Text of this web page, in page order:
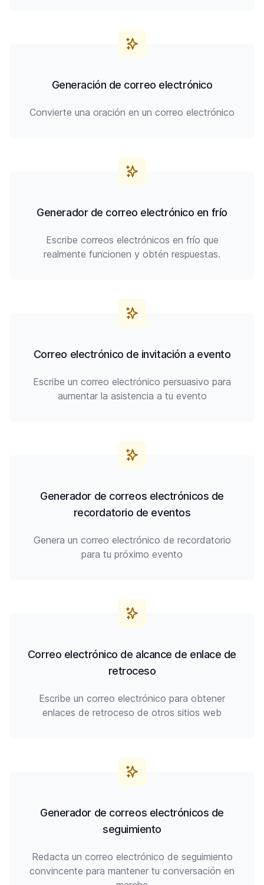
Generación de correo electrónico
Convierte una oración en un correo electrónico
Generador de correo electrónico en frío
Escribe correos electrónicos en frío que
realmente funcionen y obtén respuestas.
Correo electrónico de invitación a evento
Escribe un correo electrónico persuasivo para
aumentar la asistencia a tu evento
Generador de correos electrónicos de
recordatorio de eventos
Genera un correo electrónico de recordatorio
para tu próximo evento
Correo electrónico de alcance de enlace de
retroceso
Escribe un correo electrónico para obtener
enlaces de retroceso de otros sitios web
Generador de correos electrónicos de
seguimiento
Redacta un correo electrónico de seguimiento
convincente para mantener tu conversación en